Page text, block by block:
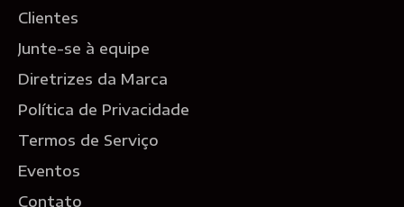
Clientes
Junte-se à equipe
Diretrizes da Marca
Política de Privacidade
Termos de Serviço
Eventos
Contato